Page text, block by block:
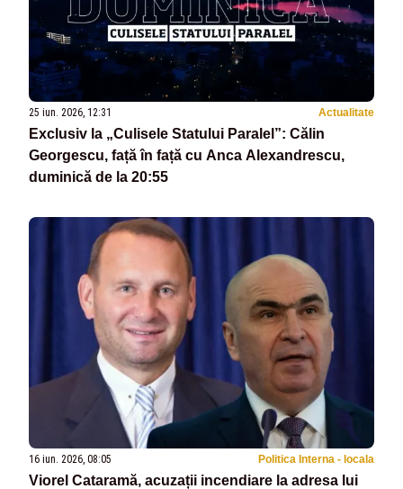
25 iun. 2026, 12:31 Actualitate
Exclusiv la „Culisele Statului Paralel”: Călin
Georgescu, față în față cu Anca Alexandrescu,
duminică de la 20:55
16 iun. 2026, 08:05 Politica Interna - locala
Viorel Cataramă, acuzații incendiare la adresa lui